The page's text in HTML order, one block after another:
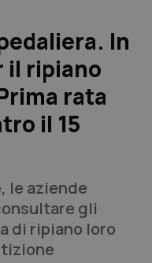
In
il ripiano
rata
il 15
le aziende
gli
di ripiano loro